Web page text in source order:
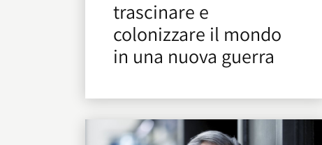
trascinare e
colonizzare il mondo
in una nuova guerra